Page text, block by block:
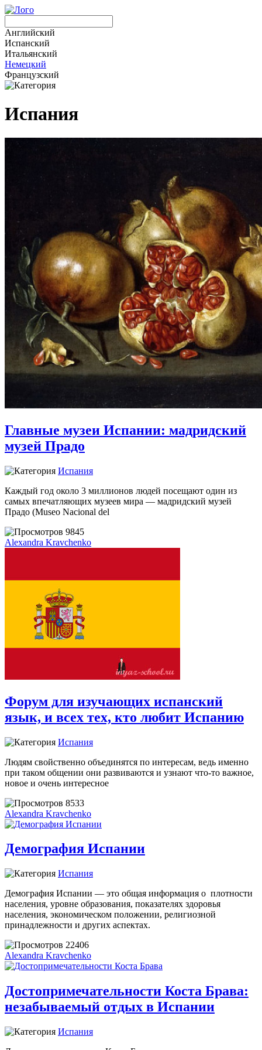
Английский
Испанский
Итальянский
Немецкий
Французский
Испания
Главные музеи Испании: мадридский
музей Прадо
Испания
Каждый год около 3 миллионов людей посещают один из
самых впечатляющих музеев мира — мадридский музей
Прадо (Museo Nacional del
9845
Alexandra Kravchenko
Форум для изучающих испанский
язык, и всех тех, кто любит Испанию
Испания
Людям свойственно объединятся по интересам, ведь именно
при таком общении они развиваются и узнают что-то важное,
новое и очень интересное
8533
Alexandra Kravchenko
Демография Испании
Испания
Демография Испании — это общая информация о плотности
населения, уровне образования, показателях здоровья
населения, экономическом положении, религиозной
принадлежности и других аспектах.
22406
Alexandra Kravchenko
Достопримечательности Коста Брава:
незабываемый отдых в Испании
Испания